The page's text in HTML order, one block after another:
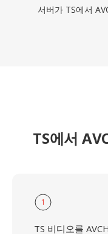
서버가 TS에서
TS에서
1
TS 비디오를